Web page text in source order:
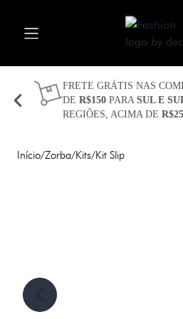
Abrir menu
Fechar menu
CUECAS
KITS
SEJA BEM
FRETE GRÁTIS NAS
DE R$150 PARA SUL E
REGIÕES, ACIMA DE
Início/Zorba/Kits/Kit Slip